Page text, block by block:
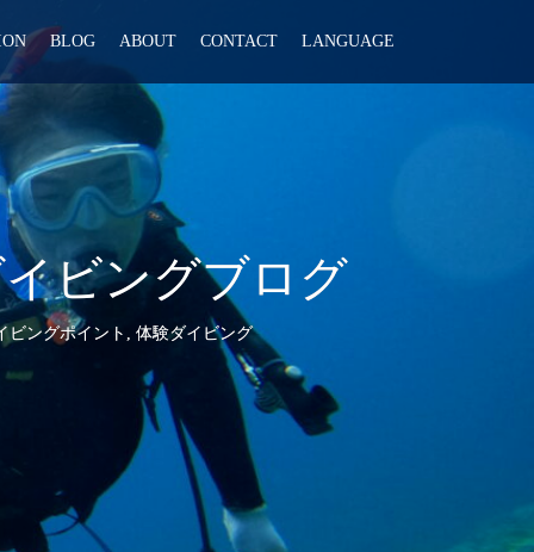
BLOG ABOUT CONTACT LANGUAGE
ビングブログ
ビングポイント 体験ダイビング